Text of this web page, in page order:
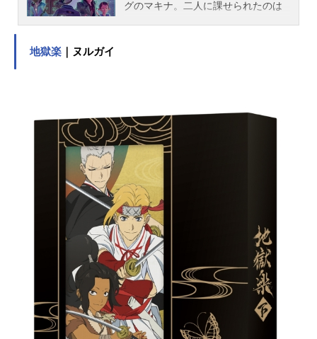
グのマキナ。二人に課せられたのは
レインスペクタクル！！作品名銀河
特急ミルキー☆サブウェイ放送形態T
Vアニメスケジュール2025年7月3日
（木）〜2025年9月18日（木）TOKY
キャストチハル：寺澤百花マキナ：
永瀬アンナリョーコ：小松未可子ア
カネ：金元寿子カナタ：小市眞琴カ
ート：内山昂輝マックス：山谷祥生
スタッフ監督・脚本・キャラクター
デザイン・制作：亀山陽平企画制
作：シンエイ動画主題歌「銀河系ま
で飛んで行け！」キャンディーズ公
開開始年＆季節2025夏アニメ(C)亀山
陽平／タイタン工業『銀河特急ミル
地獄楽 ｜ヌルガイ